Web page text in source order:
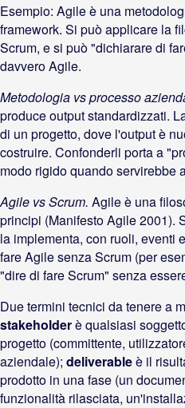
Esempio: Agile è una
framework. Si può applicare la
Scrum, e si può "dichiarare di
davvero Agile.
Metodologia vs processo
produce output standardizzati.
di un progetto, dove l'output è
costruire. Confonderli porta a
modo rigido quando servirebbe
Agile vs Scrum. Agile è una
principi (Manifesto Agile 2001).
la implementa, con ruoli, eventi
fare Agile senza Scrum (per
"dire di fare Scrum" senza
Due termini tecnici da tenere a
stakeholderè qualsiasi
progetto (committente,
aziendale); deliverableè il
prodotto in una fase (un
funzionalità rilasciata,